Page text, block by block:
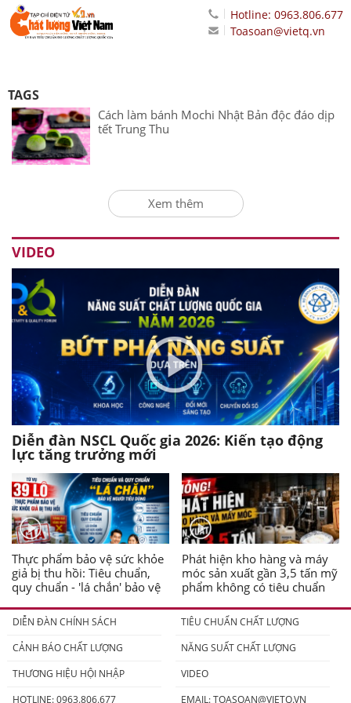
Hotline: 0963.806.677
Toasoan@vietq.vn
TAGS
Cách làm bánh Mochi Nhật Bản độc đáo dịp
tết Trung Thu
Xem thêm
VIDEO
Diễn đàn NSCL Quốc gia 2026: Kiến tạo động
lực tăng trưởng mới
Thực phẩm bảo vệ sức khỏe
giả bị thu hồi: Tiêu chuẩn,
quy chuẩn - 'lá chắn' bảo vệ
Phát hiện kho hàng và máy
móc sản xuất gần 3,5 tấn mỹ
phẩm không có tiêu chuẩn
DIỄN ĐÀN CHÍNH SÁCH
TIÊU CHUẨN CHẤT LƯỢNG
CẢNH BÁO CHẤT LƯỢNG
NĂNG SUẤT CHẤT LƯỢNG
THƯƠNG HIỆU HỘI NHẬP
VIDEO
HOTLINE: 0963.806.677
EMAIL:TOASOAN@VIETQ.VN